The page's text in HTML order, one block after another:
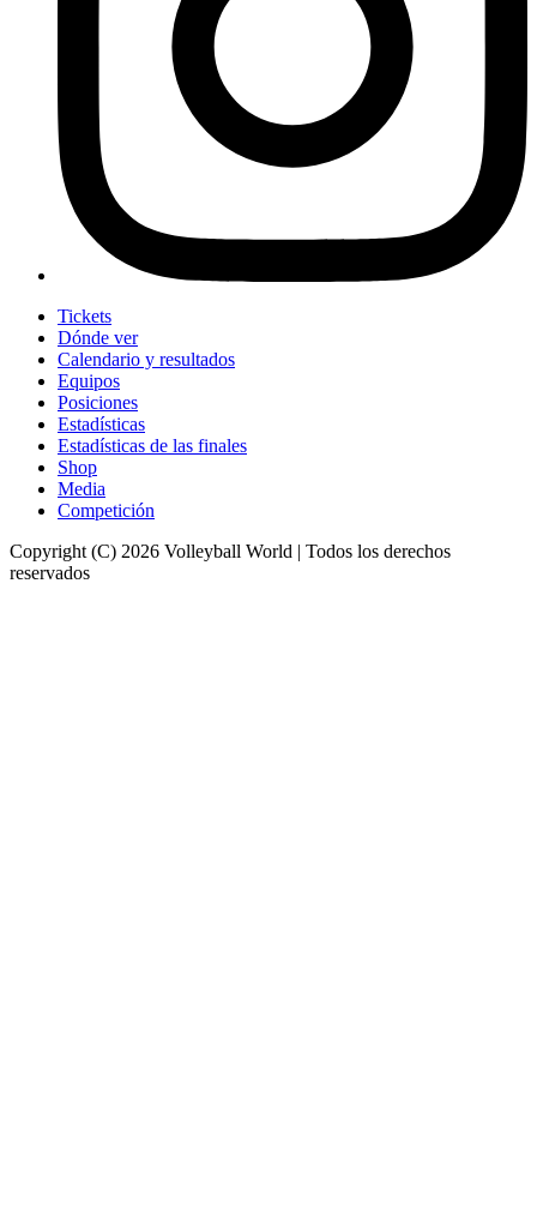
Tickets
Dónde ver
Calendario y resultados
Equipos
Posiciones
Estadísticas
Estadísticas de las finales
Shop
Media
Competición
Copyright (C) 2026 Volleyball World | Todos los derechos
reservados